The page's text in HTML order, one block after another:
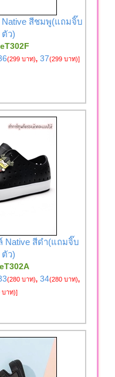
Native สีชมพู(แถมจิ๊บ
ว)
(299 บาท), 37(299 บาท)]
Native สีดำ(แถมจิ๊บ
ว)
(280 บาท), 34(280 บาท),
บาท)]